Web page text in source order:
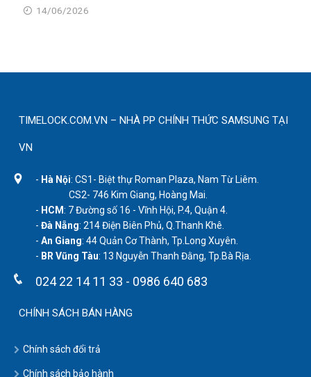
14/06/2026
TIMELOCK.COM.VN – NHÀ PP CHÍNH THỨC SAMSUNG TẠI
VN
- Hà Nội: CS1- Biệt thự Roman Plaza, Nam Từ Liêm.
CS2- 746 Kim Giang, Hoàng Mai.
- HCM: 7 Đường số 16 - Vĩnh Hội, P.4, Quận 4.
- Đà Nẵng: 214 Điện Biên Phủ, Q.Thanh Khê.
- An Giang: 44 Quản Cơ Thành, Tp.Long Xuyên.
- BR Vũng Tàu: 13 Nguyễn Thanh Đằng, Tp.Bà Rịa.
024 22 14 11 33 - 0986 640 683
CHÍNH SÁCH BÁN HÀNG
Chính sách đổi trả
Chính sách bảo hành